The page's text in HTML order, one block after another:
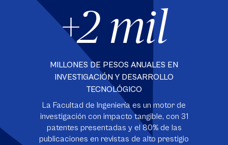
+2 mil
MILLONES DE PESOS ANUALES EN
INVESTIGACIÓN Y DESARROLLO
TECNOLÓGICO
La Facultad de Ingeniería es un motor de
investigación con impacto tangible, con 31
patentes presentadas y el 80% de las
publicaciones en revistas de alto prestigio